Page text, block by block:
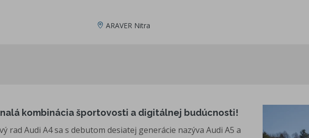
ARAVER Nitra
kombinácia športovosti a digitálnej budúcnosti!
rad Audi A4 sa s debutom desiatej generácie nazýva Audi A5 a